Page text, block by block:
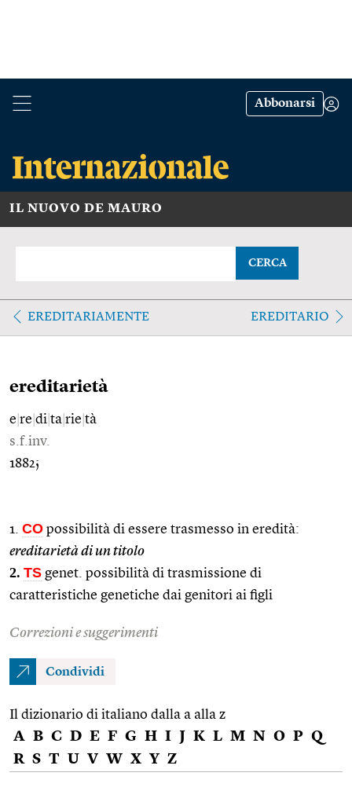
Abbonarsi
IL NUOVO DE MAURO
CERCA
EREDITARIAMENTE EREDITARIO
ereditarietà
e re di ta rie tà
s.f.inv.
1882;
1. CO possibilità di essere trasmesso in eredità:
ereditarietà di un titolo
2. TS genet. possibilità di trasmissione di
caratteristiche genetiche dai genitori ai figli
Correzioni e suggerimenti
Condividi
Il dizionario di italiano dalla a alla z
A B C D E F G H I J K L M N O P Q
R S T U V W X Y Z